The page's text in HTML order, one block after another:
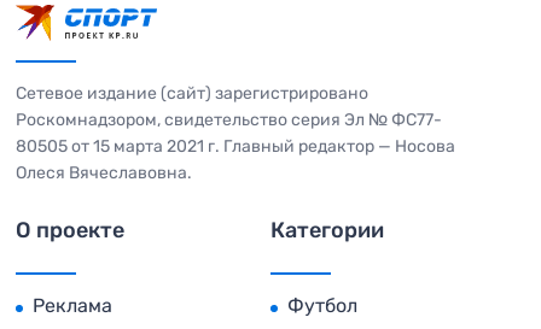
Сетевое издание (сайт) зарегистрировано
Роскомнадзором, свидетельство серия Эл № ФС77-
80505 от 15 марта 2021 г. Главный редактор — Носова
Олеся Вячеславовна.
О проекте
Реклама
Категории
Футбол